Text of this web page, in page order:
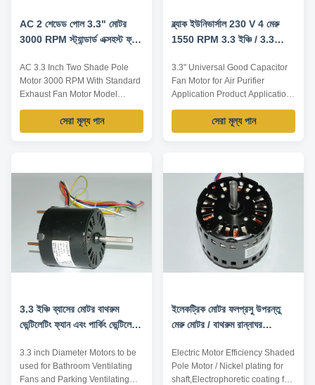
AC 2 শেডেড পোল 3.3" মোটর
3000 RPM স্ট্যান্ডার্ড এক্সহস্ট ফ্যান
AC 3.3 Inch Two Shade Pole
Motor 3000 RPM With Standard
Exhaust Fan Motor Model
Output power /W Voltage /V
Frequency /Hz Rated current /A
Pole Speed /RPM TDR-80-2 80
100 120 60 1.65 2 3000 TDR-
125-2 125 230 60 0.90 2 3200
TDR-140-2 140 120 ...
সেরা মূল্য পান
ব্ল্যাক ইউনিভার্সাল 230 V 4 মেরু
1550 RPM 3.3 ইঞ্চি / 3.3
3.3" Universal Good Capacitor
Fan Motor for Air Purifier
Application Product Application
This kind of motor is designed
for air-moving and mechanical
application,such as: 1. Kitchen
makers. 2. Wall
in coolers. 3. Room air ...
সেরা মূল্য পান
3.3 ইঞ্চি ব্যাসের মোটর বাথরুম
ভেন্টিলেটিং ফ্যান এবং পার্কিং ভেন্টিলেটিং
3.3 inch Diameter Motors to be
used for Bathroom Ventilating
Fans and Parking Ventilating
ইলেকট্রিক মোটর ফলপ্রসু উপরন্তু
মেরু মোটর / বাথরুম রান্নাঘর
Electric Motor Efficiency Shaded
Pole Motor / Nickel plating for
shaft,Electrophoretic coating for